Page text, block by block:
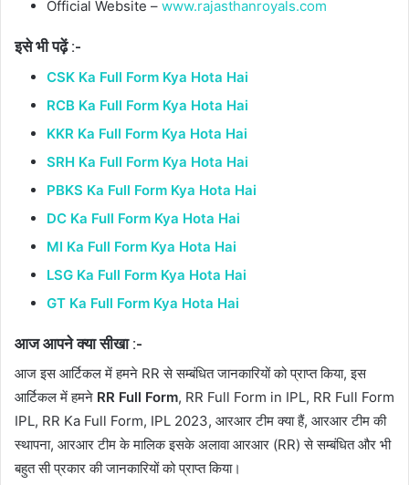
Official Website – www.rajasthanroyals.com
इसे भी पढ़ें :-
CSK Ka Full Form Kya Hota Hai
RCB Ka Full Form Kya Hota Hai
KKR Ka Full Form Kya Hota Hai
SRH Ka Full Form Kya Hota Hai
PBKS Ka Full Form Kya Hota Hai
DC Ka Full Form Kya Hota Hai
MI Ka Full Form Kya Hota Hai
LSG Ka Full Form Kya Hota Hai
GT Ka Full Form Kya Hota Hai
आज आपने क्या सीखा :-
आज इस आर्टिकल में हमने RR से सम्बंधित जानकारियों को प्राप्त किया, इस
आर्टिकल में हमने RR Full Form, RR Full Form in IPL, RR Full Form
IPL, RR Ka Full Form, IPL 2023, आरआर टीम क्या हैं, आरआर टीम की
स्थापना, आरआर टीम के मालिक इसके अलावा आरआर (RR) से सम्बंधित और भी
बहुत सी प्रकार की जानकारियों को प्राप्त किया।